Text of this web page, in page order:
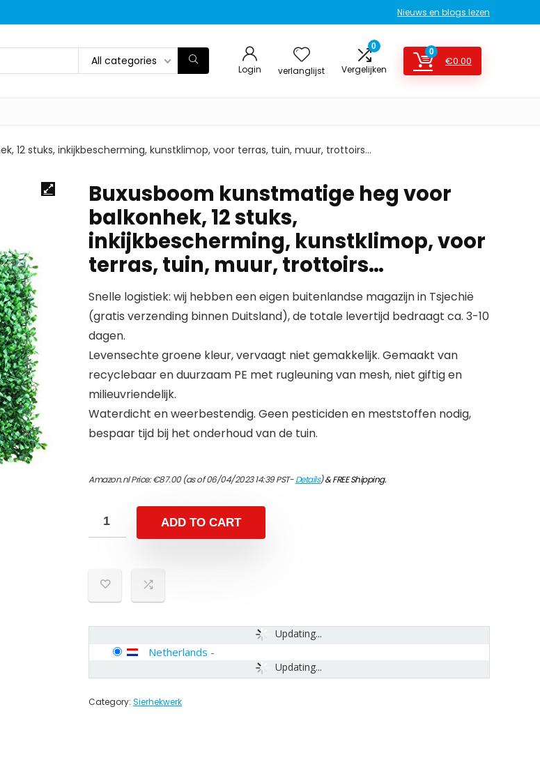
Nieuws en blogs lezen
All categories
Login verlanglijst
0
Vergelijken
0
€0.00
12 stuks, inkijkbescherming, kunstklimop, voor terras, tuin, muur, trottoirs…
Buxusboom kunstmatige heg voor
balkonhek, 12 stuks,
inkijkbescherming, kunstklimop, voor
terras, tuin, muur, trottoirs…
Snelle logistiek: wij hebben een eigen buitenlandse magazijn in Tsjechië
(gratis verzending binnen Duitsland), de totale levertijd bedraagt ca. 3-10
dagen.
Levensechte groene kleur, vervaagt niet gemakkelijk. Gemaakt van
recyclebaar en duurzaam PE met rugleuning van mesh, niet giftig en
milieuvriendelijk.
Waterdicht en weerbestendig. Geen pesticiden en meststoffen nodig,
bespaar tijd bij het onderhoud van de tuin.
Amazon.nl Price:€87.00(as of 06/04/2023 14:39 PST-Details)&FREE Shipping.
ADD TO CART
Updating...
Updating...
Netherlands -
Category: Sierhekwerk